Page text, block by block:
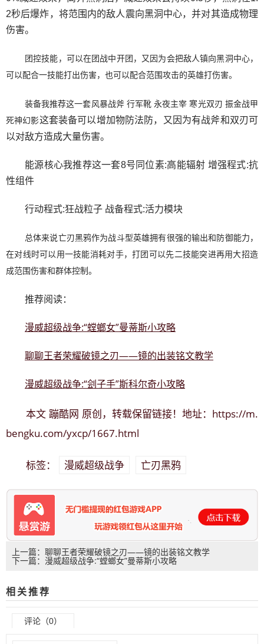
2秒后爆炸，将范围内的敌人震向黑洞中心，并对其造成物理
伤害。
团控技能，可以在团战中开团，又因为会把敌人镇向黑洞中心，
可以配合一技能打出伤害，也可以配合范围攻击的英雄打伤害。
装备我推荐这一套风暴战斧 行军靴 永夜主宰 寒光双刃 振金战甲
死神幻影这套装备可以增加物防法防，又因为有战斧和双刃可
以对敌方造成大量伤害。
能源核心我推荐这一套8号同位素:高能辐射 增强程式:抗
性组件
行动程式:狂战粒子 战备程式:活力模块
总体来说亡刃黑鸦作为战斗型英雄拥有很强的输出和防御能力，
在对线时可以用一技能消耗对手，打团可以先二技能突进再用大招造
成范围伤害和群体控制。
推荐阅读：
漫威超级战争:“螳螂女”曼蒂斯小攻略
聊聊王者荣耀破镜之刃——镜的出装铭文教学
漫威超级战争:“刽子手”斯科尔奇小攻略
本文 蹦酷网 原创，转载保留链接！地址： https://m.
bengku.com/yxcp/1667.html
标签： 漫威超级战争 亡刃黑鸦
上一篇：聊聊王者荣耀破镜之刃——镜的出装铭文教学
下一篇：漫威超级战争:“螳螂女”曼蒂斯小攻略
相关推荐
评论（0）